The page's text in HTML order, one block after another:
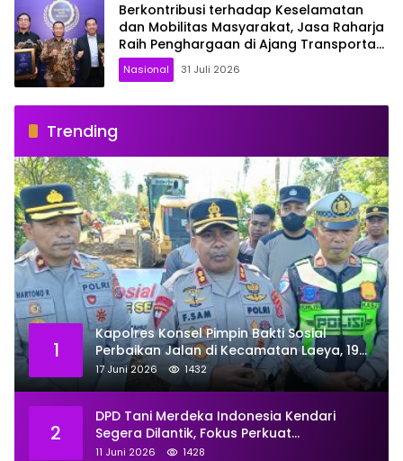
Berkontribusi terhadap Keselamatan
dan Mobilitas Masyarakat, Jasa Raharja
Raih Penghargaan di Ajang Transportasi
Indonesia Awards 2026
Nasional 31 Juli 2026
Trending
1
Kapolres Konsel Pimpin Bakti Sosial
Perbaikan Jalan di Kecamatan Laeya, 19
Titik Rusak Siap Ditambal
17 Juni 2026 1432
2
DPD Tani Merdeka Indonesia Kendari
Segera Dilantik, Fokus Perkuat
Pemberdayaan
11 Juni 2026 1428